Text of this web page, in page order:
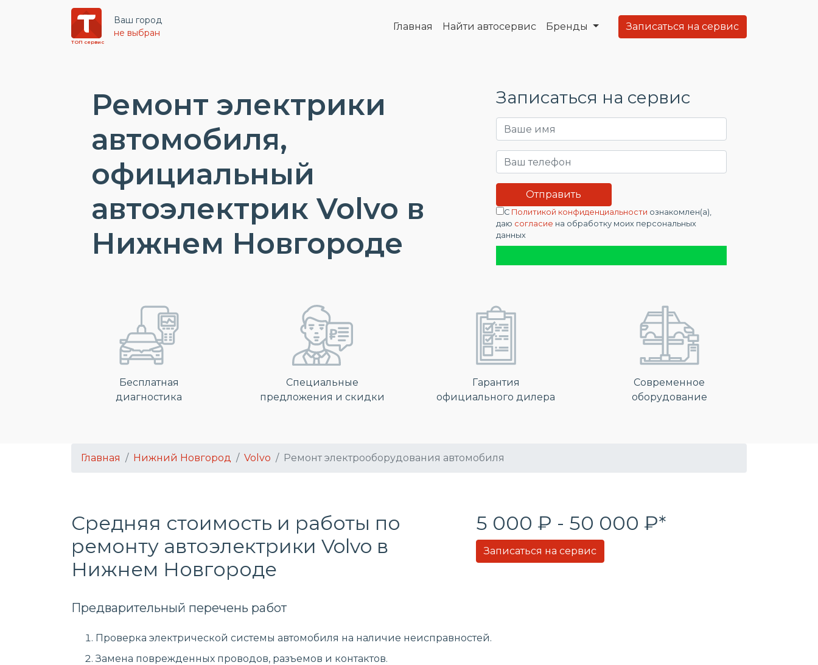
ТОП сервис
Ваш город
не выбран
Главная Найти автосервис Бренды Записаться на сервис
Ремонт электрики
автомобиля,
официальный
автоэлектрик Volvo в
Нижнем Новгороде
Записаться на сервис
С Политикой конфиденциальности ознакомлен(а),
даю согласие на обработку моих персональных
данных
Бесплатная
диагностика
Специальные
предложения и скидки
Гарантия
официального дилера
Современное
оборудование
Главная Нижний Новгород Volvo Ремонт электрооборудования автомобиля
Средняя стоимость и работы по
ремонту автоэлектрики Volvo в
Нижнем Новгороде
5 000 ₽ - 50 000 ₽*
Записаться на сервис
Предварительный перечень работ
Проверка электрической системы автомобиля на наличие неисправностей.
Замена поврежденных проводов, разъемов и контактов.